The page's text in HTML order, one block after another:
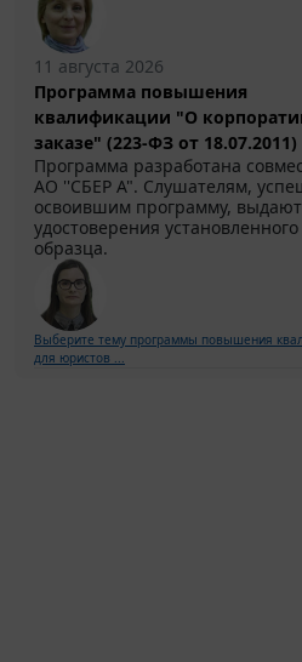
11 августа 2026
Программа повышения
квалификации "О
заказе" (223-ФЗ от 18.07.2011)
Программа разработана
АО ''СБЕР А". Слушателям,
освоившим программу,
удостоверения установленного
образца.
Выберите тему программы повышения
для юристов ...